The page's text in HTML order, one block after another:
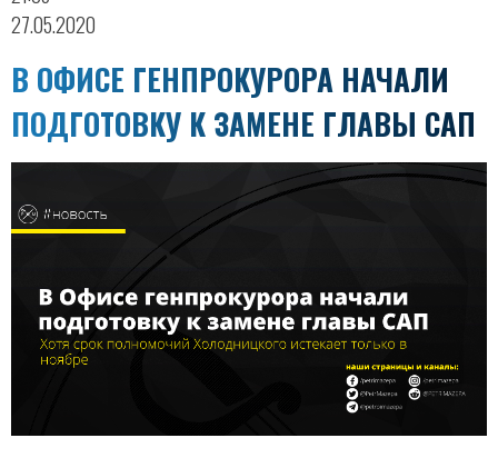
27.05.2020
В ОФИСЕ ГЕНПРОКУРОРА НАЧАЛИ
ПОДГОТОВКУ К ЗАМЕНЕ ГЛАВЫ САП